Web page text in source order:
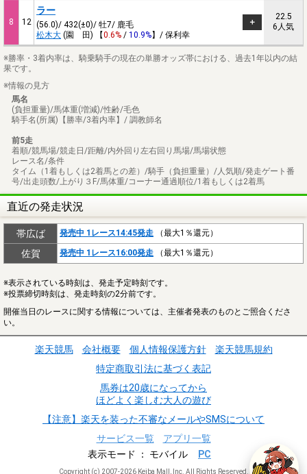
8 12
ラー
(56.0)/ 432(±0)/ 牡7/ 鹿毛
松木大 (園 田) 【0.6% / 10.9%】/ 保利幸
22.5
6人気
※勝率・3着内率は、騎乗騎手の現在の単勝オッズ帯における、過去1年以内の結
果です。
※情報の見方
馬名
(負担重量)/馬体重(増減)/性齢/毛色
騎手名(所属)【勝率/3着内率】/ 調教師名
前5走
着順/競馬場/競走日/距離/内外回り左右回り馬場/馬場状態
レース名/条件
タイム（1着もしくは2着馬との差）/騎手（負担重量）/人気順/発走ゲート番
号/出走頭数/上がり３F/馬体重/コーナー通過順位/1着もしくは2着馬
直近の発走状況
帯広ば 発売中 1レース14:45発走 （最大1％還元）
佐賀 発売中 1レース16:00発走 （最大1％還元）
※表示されている時刻は、発走予定時刻です。
※投票締切時刻は、発走時刻の2分前です。
開催当日のレースに関する情報については、主催者発表のものとご照合くださ
い。
楽天競馬 会社概要 個人情報保護方針
楽天競馬規約
特定商取引法に基づく表記
馬券は20歳になってから
ほどよく楽しむ大人の遊び
【注意】楽天を装った不審なメールやSMSについて
サービス一覧
アプリ一覧
表示モード
モバイル PC
Copyright (c) 2007-2026 Keiba Mall, Inc. All Rights Reserved.